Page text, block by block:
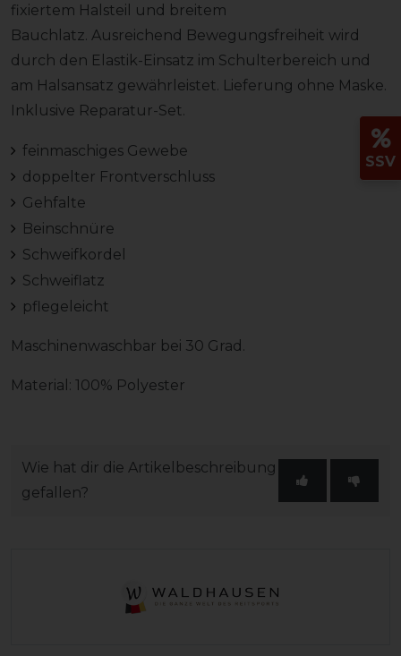
fixiertem Halsteil und breitem
Bauchlatz. Ausreichend Bewegungsfreiheit wird
durch den Elastik-Einsatz im Schulterbereich und
am Halsansatz gewährleistet. Lieferung ohne Maske.
Inklusive Reparatur-Set.
feinmaschiges Gewebe
doppelter Frontverschluss
Gehfalte
Beinschnüre
Schweifkordel
Schweiflatz
pflegeleicht
Maschinenwaschbar bei 30 Grad.
Material: 100% Polyester
Wie hat dir die Artikelbeschreibung
gefallen?
SSV